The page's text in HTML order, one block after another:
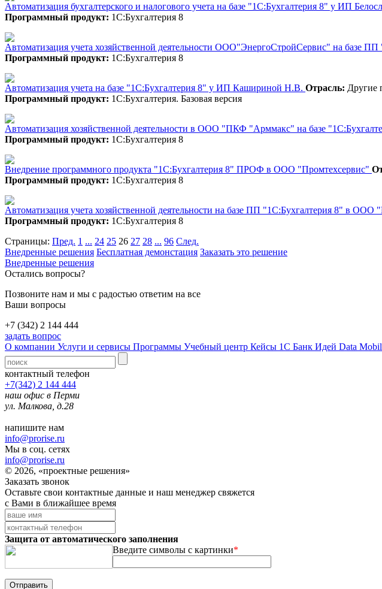
Автоматизация бухгалтерского и налогового учета на базе "1С:Бухгалтерия 8" у ИП
Программный продукт: 1С:Бухгалтерия 8
Автоматизация учета хозяйственной деятельности ООО"ЭнергоСтройСервис" на базе ПП
Программный продукт: 1С:Бухгалтерия 8
Автоматизация учета на базе "1С:Бухгалтерия 8" у ИП Кашириной Н.В. Отрасль: Другие
Программный продукт: 1С:Бухгалтерия. Базовая версия
Автоматизация хозяйственной деятельности в ООО "ПКФ "Арммакс" на базе
Программный продукт: 1С:Бухгалтерия 8
Внедрение программного продукта "1С:Бухгалтерия 8" ПРОФ в ООО "Промтехсервис"
Программный продукт: 1С:Бухгалтерия 8
Автоматизация учета хозяйственной деятельности на базе ПП "1С:Бухгалтерия 8" в
Программный продукт: 1С:Бухгалтерия 8
Страницы: Пред. 1 ... 24 25 26 27 28 ... 96 След.
Внедренные решения Бесплатная демонстация Заказать это решение
Внедренные решения
Остались вопросы?
Позвоните нам и мы с радостью ответим на все
Ваши вопросы
+7 (342) 2 144 444
задать вопрос
О компании Услуги и сервисы Программы Учебный центр Кейсы 1С Банк Идей Data
контактный телефон
+7(342) 2 144 444
наш офис в Перми
ул. Малкова, д.28
напишите нам
info@prorise.ru
Мы в соц. сетях
info@prorise.ru
© 2026, «проектные решения»
Заказать звонок
Оставьте свои контактные данные и наш менеджер свяжется
с Вами в ближайшее время
Защита от автоматического заполнения
Введите символы с картинки*